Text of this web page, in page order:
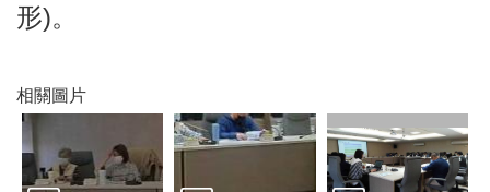
資
訊
關
通
訊
錄
形)。
相關圖片